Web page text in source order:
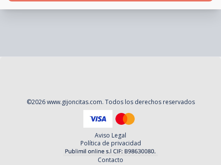
©2026 www.gijoncitas.com. Todos los derechos reservados
Aviso Legal
Política de privacidad
Contacto